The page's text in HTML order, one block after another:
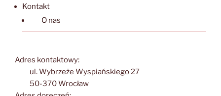
Kontakt
O nas
Adres kontaktowy:
ul. Wybrzeże Wyspiańskiego 27
50-370 Wrocław